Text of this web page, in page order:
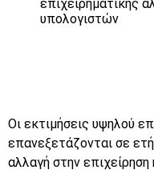
επιχειρηματικής
υπολογιστών
Οι εκτιμήσεις υψηλού
επανεξετάζονται σε
αλλαγή στην